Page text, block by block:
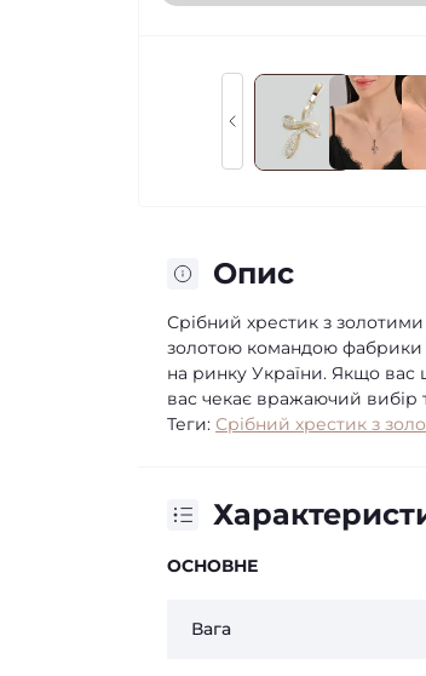
Опис
Срібний хрестик з
золотою командою фабрики
на ринку України. Якщо вас
вас чекає вражаючий вибір
Теги: Срібний хрестик з
ОСНОВНЕ
Вага